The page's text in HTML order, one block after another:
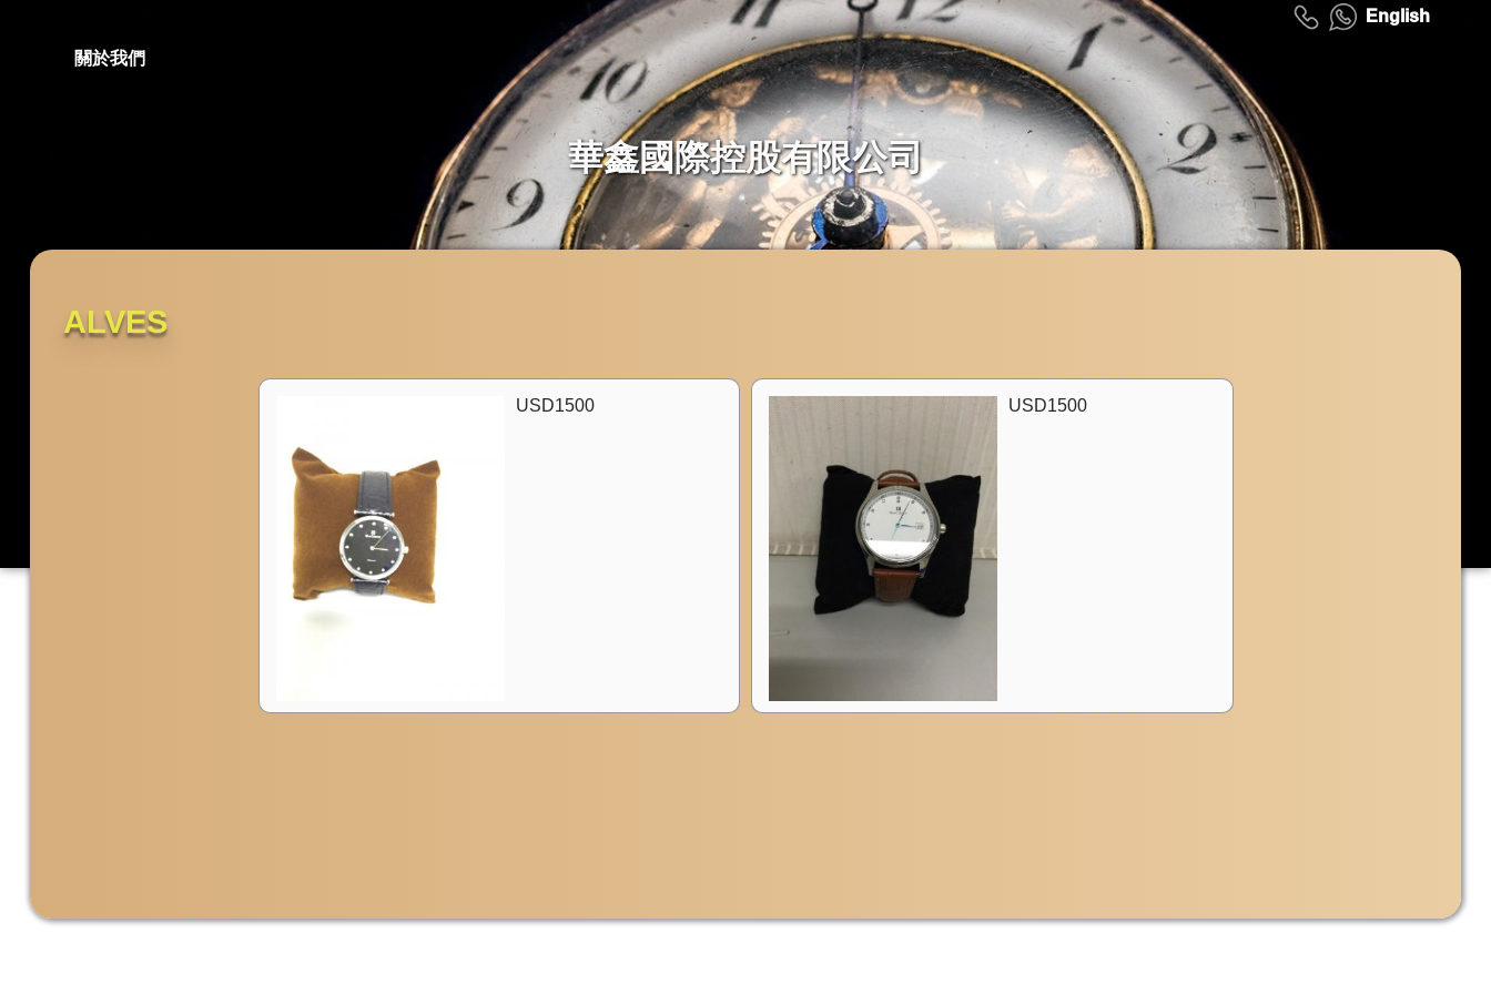
English
關於我們
華鑫國際控股有限公司
ALVES
USD1500 USD1500